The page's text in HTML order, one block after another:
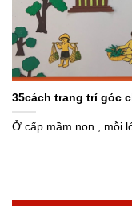
35cách trang trí góc
Ở cấp mầm non , mỗi